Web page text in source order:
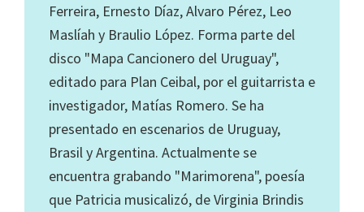
Ferreira, Ernesto Díaz, Alvaro Pérez, Leo
Maslíah y Braulio López. Forma parte del
disco "Mapa Cancionero del Uruguay",
editado para Plan Ceibal, por el guitarrista e
investigador, Matías Romero. Se ha
presentado en escenarios de Uruguay,
Brasil y Argentina. Actualmente se
encuentra grabando "Marimorena", poesía
que Patricia musicalizó, de Virginia Brindis